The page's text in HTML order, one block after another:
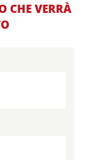
CHE VERRÀ